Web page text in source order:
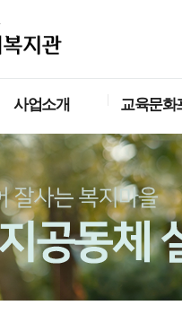
사업소개 교육문화